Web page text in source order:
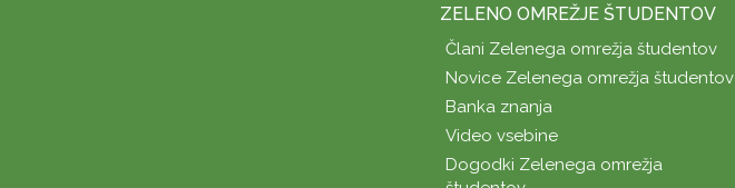
ZELENO OMREŽJE ŠTUDENTOV
Člani Zelenega omrežja študentov
Novice Zelenega omrežja študentov
Banka znanja
Video vsebine
Dogodki Zelenega omrežja